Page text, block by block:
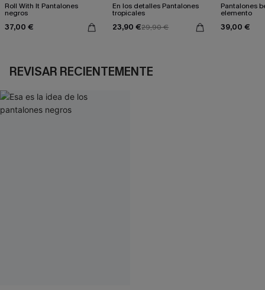
Roll With It Pantalones
negros
37,00 €
En los detalles Pantalones
tropicales
23,90 €29,90 €
Pantalones
elemento
39,00 €
REVISAR RECIENTEMENTE